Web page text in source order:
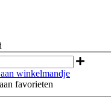
winkelmandje
favorieten